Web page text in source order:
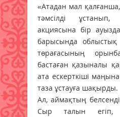
«Атадан мал
тәмсілді
акциясына бір
барысында облыстық
төрағасының
бастаған қазыналы
ата ескерткіші
таза ұстауға шақырды.
Ал, аймақтың
Сыр талын егіп,